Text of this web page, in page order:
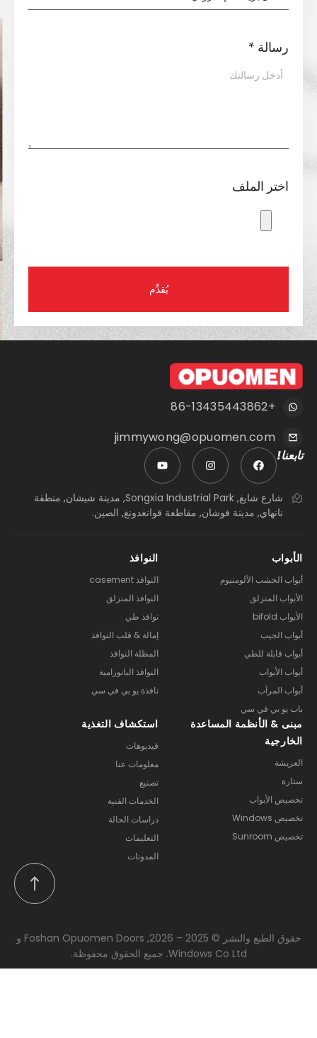
رسالة *
اختر الملف
يُقدِّم
jimmywong@opuomen.com
تابعنا!
شارع شايغ, Songxia Industrial Park, مدينة شيشان, منطقة
نانهاي, مدينة فوشان, مقاطعة قوانغدونغ, الصين.
الأبواب
أبواب الخشب الألومنيوم
الأبواب المنزلق
الأبواب bifold
أبواب الجيب
أبواب قابلة للطي
أبواب الأبواب
أبواب المرآب
باب يو بي في سي
النوافذ
النوافذ casement
النوافذ المنزلق
نوافذ طي
إمالة & قلب النوافذ
المظلة النوافذ
النوافذ البانورامية
نافذة يو بي في سي
مبنى & الأنظمة المساعدة
الخارجية
العريشة
ستارة
تخصيص الأبواب
تخصيص Windows
تخصيص Sunroom
استكشاف التغذية
فيديوهات
معلومات عنا
تصنيع
الخدمات الفنية
دراسات الحالة
التعليمات
المدونات
حقوق الطبع والنشر © 2025 – 2026, Foshan Opuomen Doors و
Windows Co Ltd. جميع الحقوق محفوظة.